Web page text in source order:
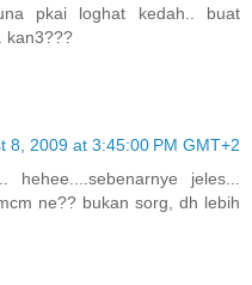
pkai loghat kedah.. buat
kan3???
8, 2009 at 3:45:00 PM GMT+2
jeles...
ne?? bukan sorg, dh lebih